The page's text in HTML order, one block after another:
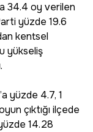
34.4 oy verilen
yüzde 19.6
kentsel
yükseliş
yüzde 4.7, 1
çıktığı ilçede
14.28